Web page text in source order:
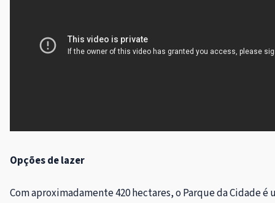
Opções de lazer
Com aproximadamente 420 hectares, o Parque da Cidade